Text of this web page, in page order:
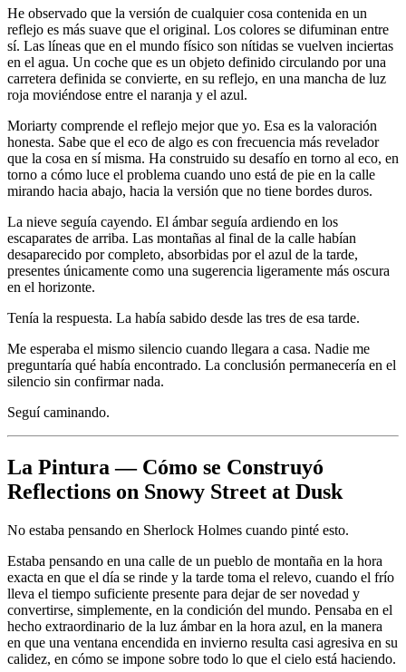
He observado que la versión de cualquier cosa contenida en un
reflejo es más suave que el original. Los colores se difuminan entre
sí. Las líneas que en el mundo físico son nítidas se vuelven inciertas
en el agua. Un coche que es un objeto definido circulando por una
carretera definida se convierte, en su reflejo, en una mancha de luz
roja moviéndose entre el naranja y el azul.
Moriarty comprende el reflejo mejor que yo. Esa es la valoración
honesta. Sabe que el eco de algo es con frecuencia más revelador
que la cosa en sí misma. Ha construido su desafío en torno al eco, en
torno a cómo luce el problema cuando uno está de pie en la calle
mirando hacia abajo, hacia la versión que no tiene bordes duros.
La nieve seguía cayendo. El ámbar seguía ardiendo en los
escaparates de arriba. Las montañas al final de la calle habían
desaparecido por completo, absorbidas por el azul de la tarde,
presentes únicamente como una sugerencia ligeramente más oscura
en el horizonte.
Tenía la respuesta. La había sabido desde las tres de esa tarde.
Me esperaba el mismo silencio cuando llegara a casa. Nadie me
preguntaría qué había encontrado. La conclusión permanecería en el
silencio sin confirmar nada.
Seguí caminando.
La Pintura — Cómo se Construyó
Reflections on Snowy Street at Dusk
No estaba pensando en Sherlock Holmes cuando pinté esto.
Estaba pensando en una calle de un pueblo de montaña en la hora
exacta en que el día se rinde y la tarde toma el relevo, cuando el frío
lleva el tiempo suficiente presente para dejar de ser novedad y
convertirse, simplemente, en la condición del mundo. Pensaba en el
hecho extraordinario de la luz ámbar en la hora azul, en la manera
en que una ventana encendida en invierno resulta casi agresiva en su
calidez, en cómo se impone sobre todo lo que el cielo está haciendo.